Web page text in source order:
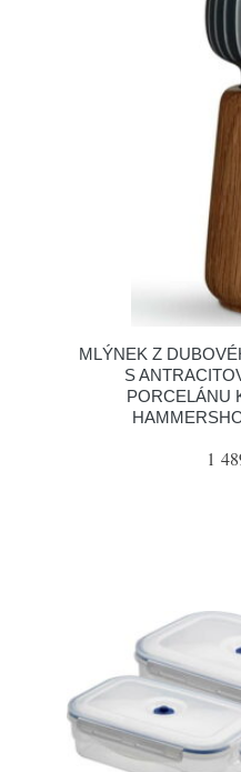
MLÝNEK Z
S
PORCELÁNU
1